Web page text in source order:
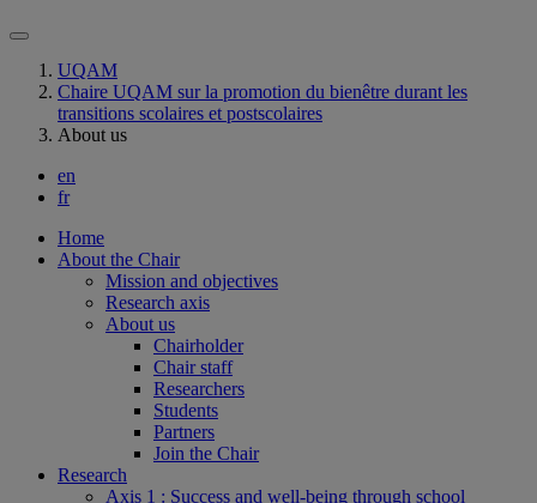
UQAM
Chaire UQAM sur la promotion du bienêtre durant les
transitions scolaires et postscolaires
About us
en
fr
Home
About the Chair
Mission and objectives
Research axis
About us
Chairholder
Chair staff
Researchers
Students
Partners
Join the Chair
Research
Axis 1 : Success and well-being through school